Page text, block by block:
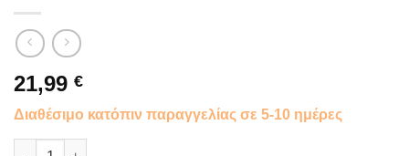
21,99 €
Διαθέσιμο κατόπιν παραγγελίας σε 5-10 ημέρες
Self-Locking Wheel Nut Black With Cover for 1/8, EBRC